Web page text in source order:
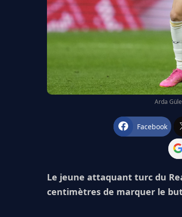
Arda
Facebook
Le jeune attaquant turc du
centimètres de marquer le